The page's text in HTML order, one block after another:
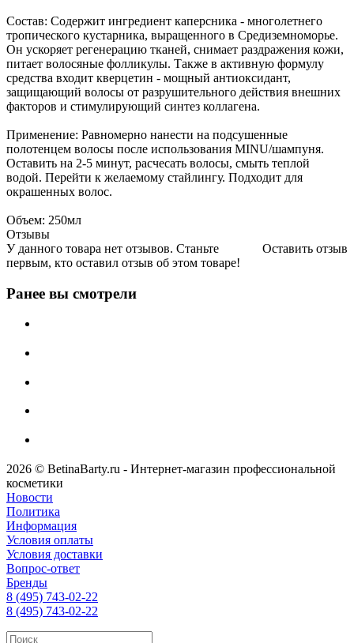
Состав: Содержит ингредиент каперсника - многолетнего
тропического кустарника, выращенного в Средиземноморье.
Он ускоряет регенерацию тканей, снимает раздражения кожи,
питает волосяные фолликулы. Также в активную формулу
средства входит кверцетин - мощный антиоксидант,
защищающий волосы от разрушительного действия внешних
факторов и стимулирующий синтез коллагена.
Применение: Равномерно нанести на подсушенные
полотенцем волосы после использования MINU/шампуня.
Оставить на 2-5 минут, расчесать волосы, смыть теплой
водой. Перейти к желаемому стайлингу. Подходит для
окрашенных волос.
Объем: 250мл
Отзывы
Оставить отзыв
У данного товара нет отзывов. Станьте
первым, кто оставил отзыв об этом товаре!
Ранее вы смотрели
2026 © BetinaBarty.ru - Интернет-магазин профессиональной
косметики
Новости
Политика
Информация
Условия оплаты
Условия доставки
Вопрос-ответ
Бренды
8 (495) 743-02-22
8 (495) 743-02-22